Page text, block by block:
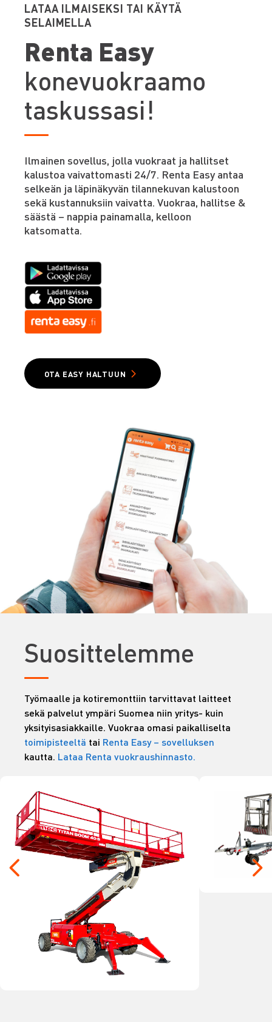
LATAA ILMAISEKSI TAI KÄYTÄ
SELAIMELLA
Renta Easy
konevuokraamo
taskussasi!
Ilmainen sovellus, jolla vuokraat ja hallitset
kalustoa vaivattomasti 24/7. Renta Easy antaa
selkeän ja läpinäkyvän tilannekuvan kalustoon
sekä kustannuksiin vaivatta. Vuokraa, hallitse &
säästä – nappia painamalla, kelloon
katsomatta.
OTA EASY HALTUUN
Suosittelemme
Työmaalle ja kotiremonttiin tarvittavat laitteet
sekä palvelut ympäri Suomea niin yritys- kuin
yksityisasiakkaille. Vuokraa omasi paikalliselta
toimipisteeltä tai Renta Easy – sovelluksen
kautta. Lataa Renta vuokraushinnasto.